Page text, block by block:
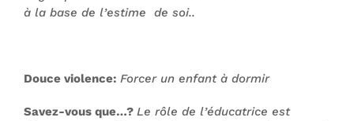
à la base de l’estime de soi..
Douce violence: Forcer un enfant à dormir
Savez-vous que…? Le rôle de l’éducatrice est